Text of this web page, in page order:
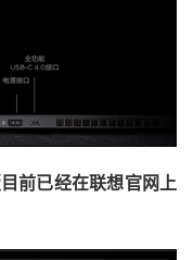
前已经在联想官网上